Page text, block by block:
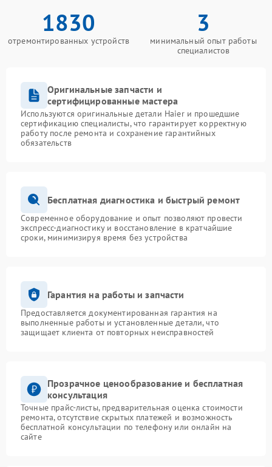
1830
отремонтированных устройств
3
минимальный опыт работы
специалистов
Оригинальные запчасти и
сертифицированные мастера
Используются оригинальные детали Haier и прошедшие
сертификацию специалисты, что гарантирует корректную
работу после ремонта и сохранение гарантийных
обязательств
Бесплатная диагностика и быстрый ремонт
Современное оборудование и опыт позволяют провести
экспресс-диагностику и восстановление в кратчайшие
сроки, минимизируя время без устройства
Гарантия на работы и запчасти
Предоставляется документированная гарантия на
выполненные работы и установленные детали, что
защищает клиента от повторных неисправностей
Прозрачное ценообразование и бесплатная
консультация
Точные прайс-листы, предварительная оценка стоимости
ремонта, отсутствие скрытых платежей и возможность
бесплатной консультации по телефону или онлайн на
сайте